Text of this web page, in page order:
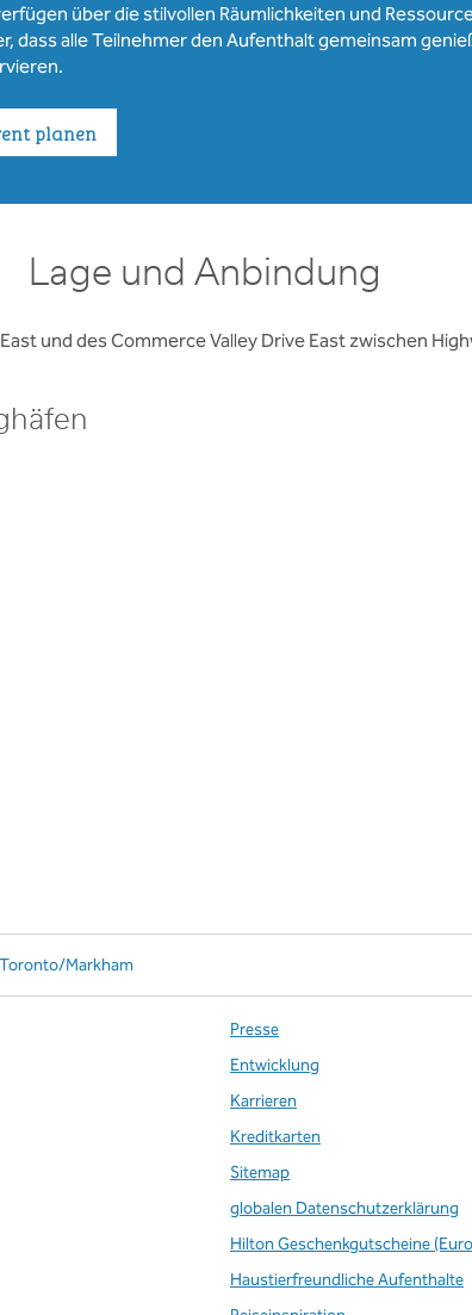
über die stilvollen Räumlichkeiten und
dass alle Teilnehmer den Aufenthalt gemeinsam
planen
Lage und Anbindung
und des Commerce Valley Drive East zwischen
Markham
Presse
Entwicklung
Karrieren
Kreditkarten
Sitemap
globalen Datenschutzerklärung
Hilton Geschenkgutscheine
Haustierfreundliche Aufenthalte